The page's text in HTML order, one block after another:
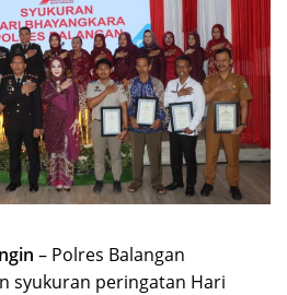
– Polres Balangan
syukuran peringatan Hari